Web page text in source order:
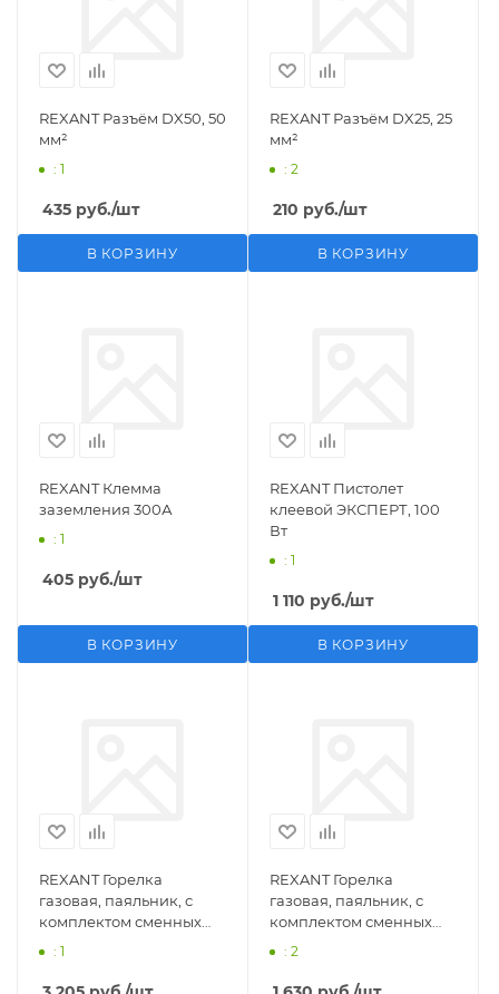
REXANT Разъём DX50, 50
мм²
: 1
435 руб./шт
В КОРЗИНУ
REXANT Разъём DX25, 25
мм²
: 2
210 руб./шт
В КОРЗИНУ
REXANT Клемма
заземления 300А
: 1
405 руб./шт
В КОРЗИНУ
REXANT Пистолет
клеевой ЭКСПЕРТ, 100
Вт
: 1
1 110 руб./шт
В КОРЗИНУ
REXANT Горелка
газовая, паяльник, с
комплектом сменных
насадок, 11 предметов
: 1
REXANT Горелка
газовая, паяльник, с
комплектом сменных
насадок, 3 предмета
: 2